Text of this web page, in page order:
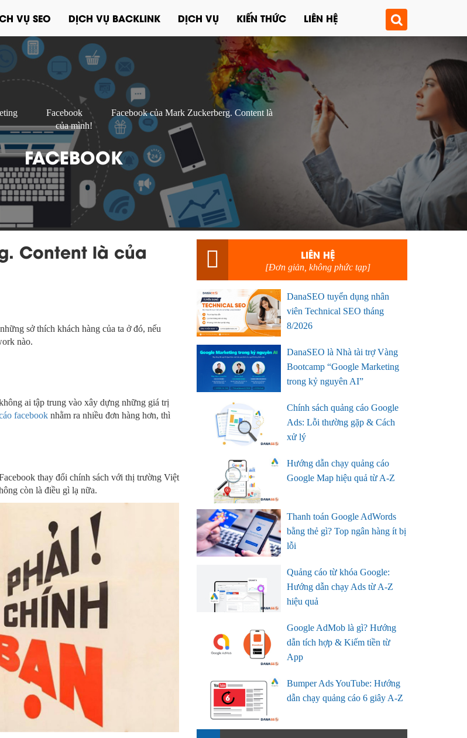
VỤ SEO DỊCH VỤ BACKLINK DỊCH VỤ KIẾN THỨC LIÊN HỆ
Facebook
Facebook của Mark Zuckerberg. Content là
của mình!
FACEBOOK
Content là của
sở thích khách hàng của ta ở đó, nếu
nào.
ai tập trung vào xây dựng những giá trị
facebook nhằm ra nhiều đơn hàng hơn, thì
thay đổi chính sách với thị trường Việt
còn là điều gì lạ nữa.
LIÊN HỆ
[Đơn giản, không phức tạp]
DanaSEO tuyển dụng nhân
viên Technical SEO tháng
8/2026
DanaSEO là Nhà tài trợ Vàng
Bootcamp “Google Marketing
trong kỷ nguyên AI”
Chính sách quảng cáo Google
Ads: Lỗi thường gặp & Cách
xử lý
Hướng dẫn chạy quảng cáo
Google Map hiệu quả từ A-Z
Thanh toán Google AdWords
bằng thẻ gì? Top ngân hàng ít bị
lỗi
Quảng cáo từ khóa Google:
Hướng dẫn chạy Ads từ A-Z
hiệu quả
Google AdMob là gì? Hướng
dẫn tích hợp & Kiếm tiền từ
App
Bumper Ads YouTube: Hướng
dẫn chạy quảng cáo 6 giây A-Z